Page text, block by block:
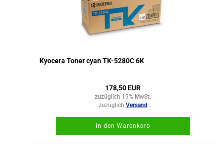
Kyocera Toner cyan TK-5280C 6K
178,50 EUR
zuzüglich 19% MwSt.
zuzüglich Versand
in den Warenkorb